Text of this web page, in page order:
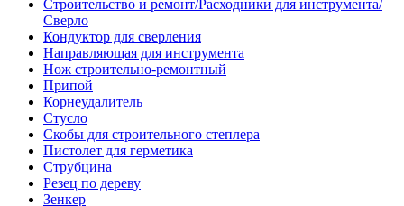
Строительство и ремонт/Расходники для инструмента/
Сверло
Кондуктор для сверления
Направляющая для инструмента
Нож строительно-ремонтный
Припой
Корнеудалитель
Стусло
Скобы для строительного степлера
Пистолет для герметика
Струбцина
Резец по дереву
Зенкер